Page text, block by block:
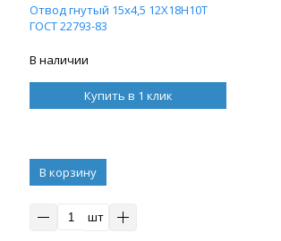
Отвод гнутый 15х4,5 12Х18Н10Т
ГОСТ 22793-83
В наличии
Купить в 1 клик
В корзину
шт